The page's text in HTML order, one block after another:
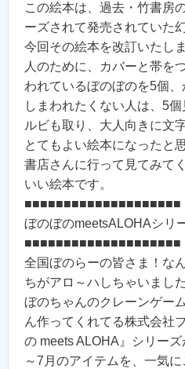
この絵本は、過去・竹書房
ーズされて発売されていた
今回その絵本を改訂いたし
人のために、カバーと帯を
われているぼのぼのを5個、
しまわれたくない人は、5個
ルビも取り、大人向きに文
とてもよい絵本になったと
書店さんに行って見てみて
いい絵本です。
■■■■■■■■■■■■■■■■■■■■
ぼのぼのmeetsALOHAシリ
■■■■■■■■■■■■■■■■■■■■
全国ぼのらーの皆さま！な
ちがアロ～ハしちゃいまし
ぼのちゃんのクレーンゲー
ん作ってくれてる株式会社
の meets ALOHA』シリー
～7月のアイテムを、一気